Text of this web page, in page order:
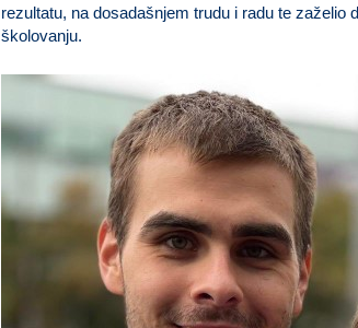
rezultatu, na dosadašnjem trudu i radu te
školovanju.